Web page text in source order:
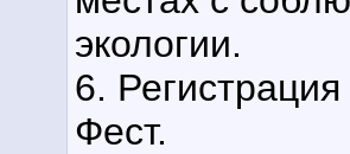
экологии.
6.
Фест.